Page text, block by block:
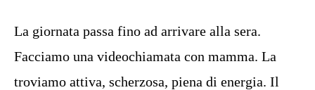
La giornata passa fino ad arrivare alla sera.
Facciamo una videochiamata con mamma. La
troviamo attiva, scherzosa, piena di energia. Il